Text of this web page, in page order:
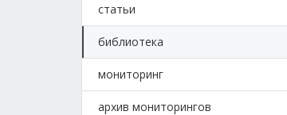
статьи
библиотека
мониторинг
архив мониторингов